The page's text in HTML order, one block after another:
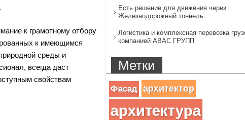
к грамотному отбору
к имеющимся
среды и
всегда даст
свойствам
Есть решение для движения через
Железнодорожный тоннель
Логистика и комплексная перевозка
компанией АВАС ГРУПП
Метки
Фасад архитектор
архитектура